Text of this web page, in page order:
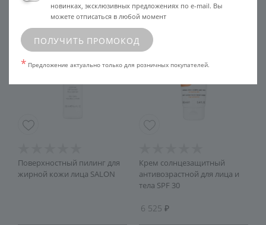
Поверхностный пилинг для
жирной кожи лица SALON
НОВИНКА
Крем солнцезащитный
антивозрастной для лица и
тела SPF 30
6 525
новинках, эксклюзивных предложениях по e-mail. Вы
можете отписаться в любой момент
ПОЛУЧИТЬ ПРОМОКОД
* Предложение актуально только для розничных покупателей.